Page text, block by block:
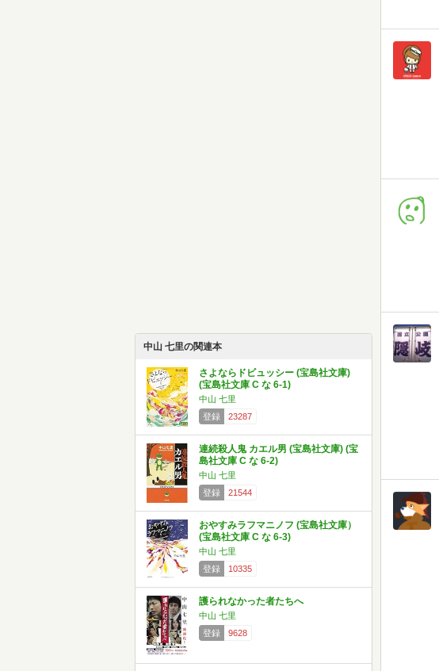
中山 七里の関連本
さよならドビュッシー (宝島社文庫)
(宝島社文庫 C な 6-1)
中山 七里
登録
23287
連続殺人鬼 カエル男 (宝島社文庫) (宝
島社文庫 C な 6-2)
中山 七里
登録
21544
おやすみラフマニノフ (宝島社文庫）
(宝島社文庫 C な 6-3)
中山 七里
登録
10335
護られなかった者たちへ
中山 七里
登録
9628